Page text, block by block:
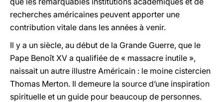
recherches américaines peuvent apporter une
contribution vitale dans les années à venir.
Il y a un siècle, au début de la Grande Guerre, que le
Pape Benoît XV a qualifiée de « massacre inutile »,
naissait un autre illustre Américain : le moine cistercien
Thomas Merton. Il demeure la source d’une inspiration
spirituelle et un guide pour beaucoup de personnes.